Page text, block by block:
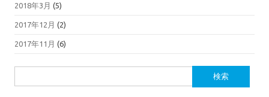
2018年3月 (5)
2017年12月 (2)
2017年11月 (6)
索: